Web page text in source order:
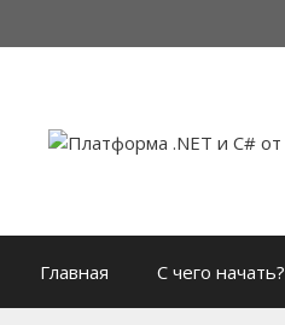
Главная С чего начать?